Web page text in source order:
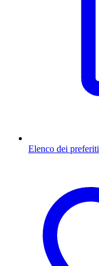
Elenco dei preferiti